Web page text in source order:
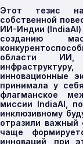
Этот тезис
собственной
ИИ-Индии (IndiaAI)
созданию
области ИИ,
инновационные
принимала у
флагманское
миссии IndiaAI ,
инклюзивному
отразили важный
чаще
инноваций, при